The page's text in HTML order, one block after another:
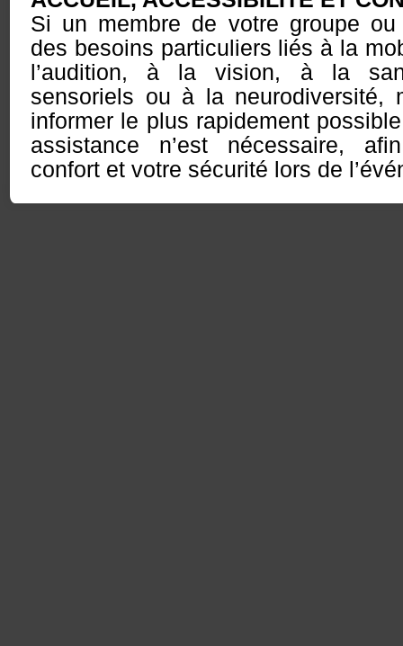
Si un membre de votre groupe ou
des besoins particuliers liés à la
l’audition, à la vision, à la
sensoriels ou à la neurodiversité,
informer le plus rapidement
assistance n’est nécessaire,
confort et votre sécurité lors de